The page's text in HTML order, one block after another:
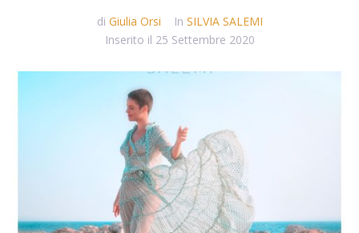
di Giulia Orsi In SILVIA SALEMI
Inserito il 25 Settembre 2020